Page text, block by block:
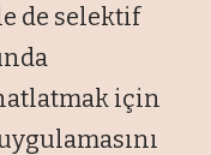
de selektif
için